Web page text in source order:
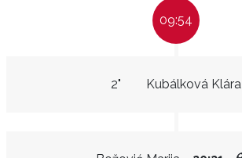
09:54
Kubálková Klára
2"